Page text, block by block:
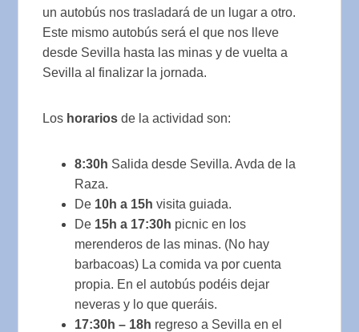
un autobús nos trasladará de un lugar a otro.
Este mismo autobús será el que nos lleve
desde Sevilla hasta las minas y de vuelta a
Sevilla al finalizar la jornada.
Los horarios de la actividad son:
8:30h Salida desde Sevilla. Avda de la
Raza.
De 10h a 15h visita guiada.
De 15h a 17:30h picnic en los
merenderos de las minas. (No hay
barbacoas) La comida va por cuenta
propia. En el autobús podéis dejar
neveras y lo que queráis.
17:30h – 18h regreso a Sevilla en el